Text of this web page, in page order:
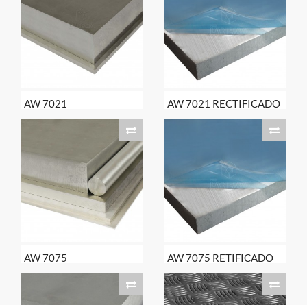
AW 7021 AW 7021 RECTIFICADO
AW 7075 AW 7075 RETIFICADO